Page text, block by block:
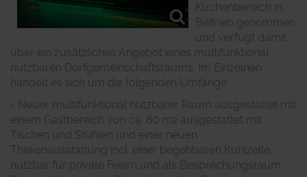
Küchenbereich in
Beitrieb genommen
und verfügt damit
über ein zusätzliches Angebot eines multifunktional
nutzbaren Dorfgemeinschaftsraums. Im Einzelnen
handelt es sich um die folgenden Umfänge:
- Neuer multifunktional nutzbarer Raum ausgestattet mit
einem Gastbereich von ca. 80 m2 ausgestattet mit
Tischen und Stühlen und einer neuen
Thekenausstattung incl. einer begehbaren Kühlzelle,
nutzbar für private Feiern und als Besprechungsraum.